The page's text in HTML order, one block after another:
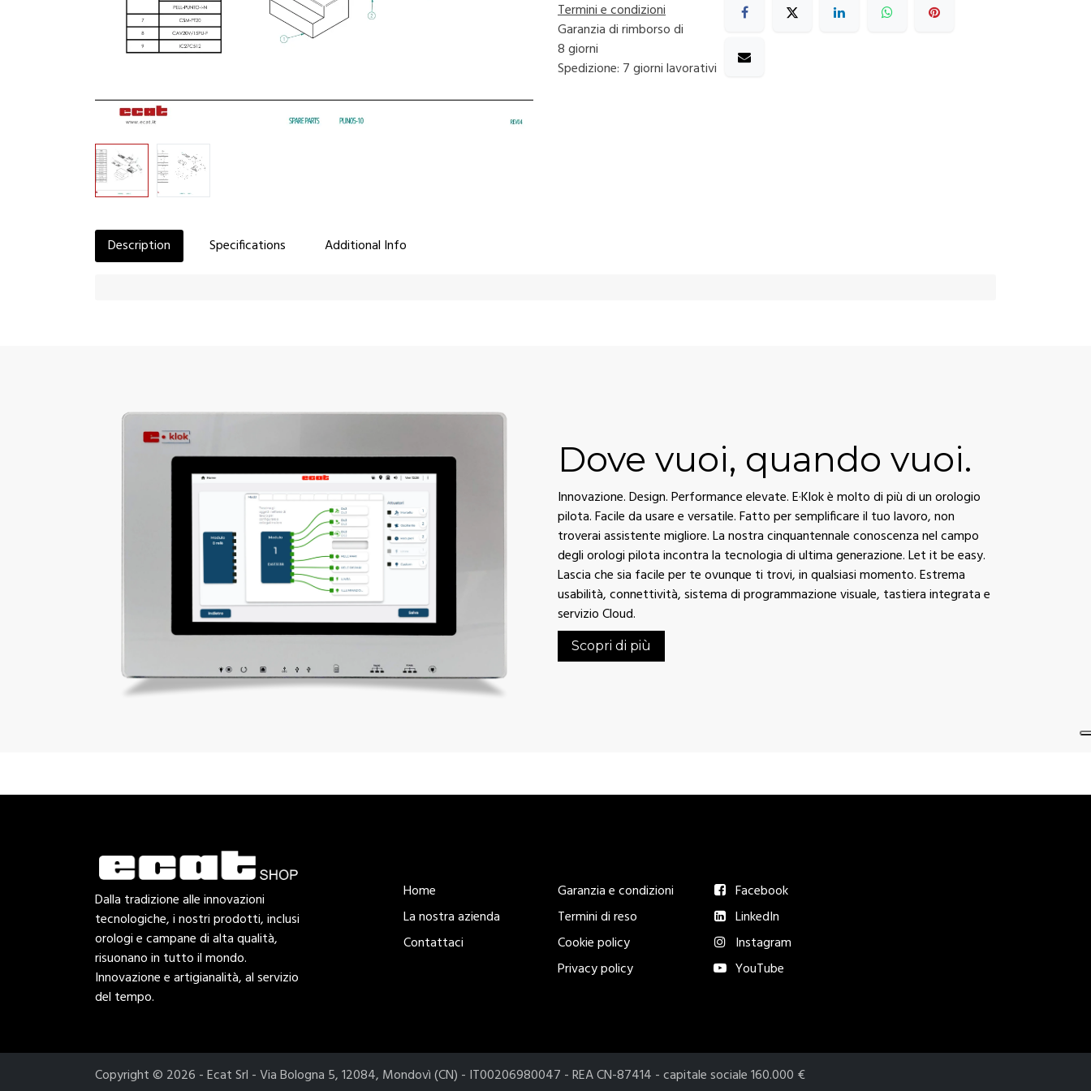
Termini e condizioni
Garanzia di rimborso di
8 giorni
Spedizione: 7 giorni lavorativi
Description Specifications Additional Info
Dove vuoi, quando vuoi.
Innovazione. Design. Performance elevate. E·Klok è molto di più di un orologio
pilota. Facile da usare e versatile. Fatto per semplificare il tuo lavoro, non
troverai assistente migliore. La nostra cinquantennale conoscenza nel campo
degli orologi pilota incontra la tecnologia di ultima generazione. Let it be easy.
Lascia che sia facile per te ovunque ti trovi, in qualsiasi momento. Estrema
usabilità, connettività, sistema di programmazione visuale, tastiera integrata e
servizio Cloud.
Scopri di più
Dalla tradizione alle innovazioni
tecnologiche, i nostri prodotti, inclusi
orologi e campane di alta qualità,
risuonano in tutto il mondo.
Innovazione e artigianalità, al servizio
del tempo.
Home
La nostra azienda
Contattaci
Garanzia e condizioni
Termini di reso
Cookie policy
Privacy policy
Facebook
LinkedIn
Instagram
YouTube
Copyright © 2026 - Ecat Srl - Via Bologna 5, 12084, Mondovì (CN) - IT00206980047 - REA CN-87414 - capitale sociale 160.000 €